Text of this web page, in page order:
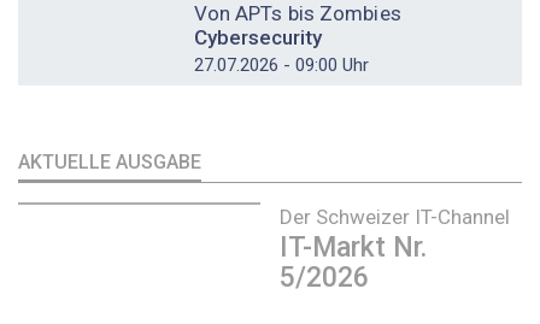
Von APTs bis Zombies
Cybersecurity
27.07.2026 - 09:00 Uhr
AKTUELLE AUSGABE
Der Schweizer IT-Channel
IT-Markt Nr.
5/2026